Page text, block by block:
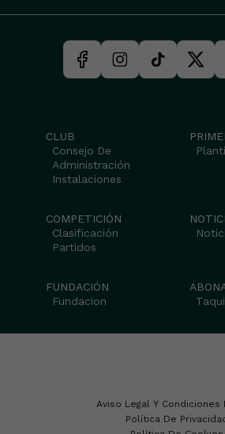
CLUB
Consejo De
Administración
Instalaciones
COMPETICIÓN
Clasificación
Partidos
FUNDACIÓN
Fundacion
Aviso Legal Y Condiciones
Política De